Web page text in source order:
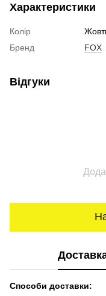
Характеристики
Колір
Бренд
FOX
Відгуки
Способи доставки: